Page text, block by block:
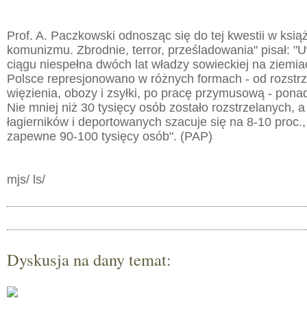
Prof. A. Paczkowski odnosząc się do tej kwestii w
komunizmu. Zbrodnie, terror, prześladowania" pisał:
ciągu niespełna dwóch lat władzy sowieckiej na
Polsce represjonowano w różnych formach - od
więzienia, obozy i zsyłki, po pracę przymusową -
Nie mniej niż 30 tysięcy osób zostało rozstrzelanych,
łagierników i deportowanych szacuje się na 8-10 proc.,
zapewne 90-100 tysięcy osób". (PAP)
mjs/ ls/
Dyskusja na dany temat: